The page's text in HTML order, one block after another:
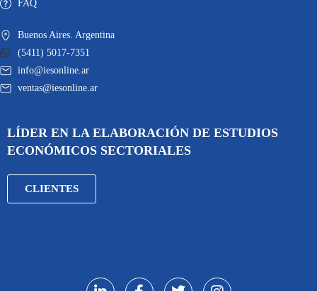
FAQ
Buenos Aires. Argentina
(5411) 5017-7351
info@iesonline.ar
ventas@iesonline.ar
LÍDER EN LA ELABORACIÓN DE ESTUDIOS
ECONÓMICOS SECTORIALES
CLIENTES